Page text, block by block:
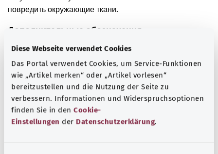
Diese Webseite verwendet Cookies
Das Portal verwendet Cookies, um Service-Funktionen
wie „Artikel merken“ oder „Artikel vorlesen“
bereitzustellen und die Nutzung der Seite zu
verbessern. Informationen und Widerspruchsoptionen
finden Sie in den Cookie-
Einstellungen der Datenschutzerklärung.
повредить окружающие ткани.
Дополнительные обозначения
Указание
Источник
hab’ ich? GmbH по поручению Bundesministerium für